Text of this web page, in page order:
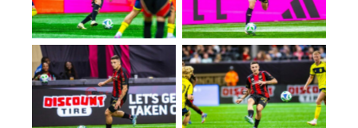
No Caption No Caption